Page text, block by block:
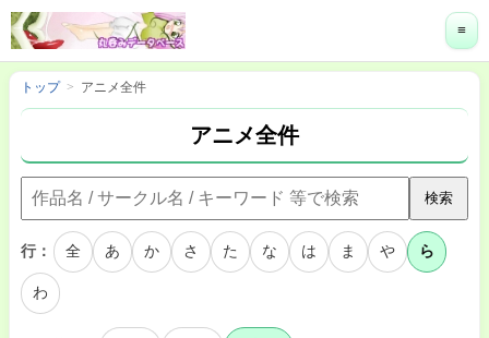
≡
トップ アニメ全件
アニメ全件
検索
行： 全 あ か さ た な は ま や ら
わ